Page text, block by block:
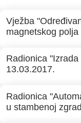
Vježba
magnetskog
Radionica
13.03.2017.
Radionica
u stambenoj